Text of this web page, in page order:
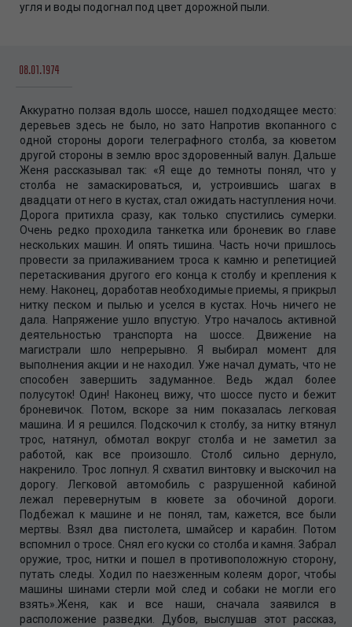
угля и воды подогнал под цвет дорожной пыли.
08.01.1974
Аккуратно ползая вдоль шоссе, нашел подходящее место:
деревьев здесь не было, но зато Напротив вкопанного с
одной стороны дороги телеграфного столба, за кюветом
другой стороны в землю врос здоровенный валун. Дальше
Женя рассказывал так: «Я еще до темноты понял, что у
столба не замаскироваться, и, устроившись шагах в
двадцати от него в кустах, стал ожидать наступления ночи.
Дорога притихла сразу, как только спустились сумерки.
Очень редко проходила танкетка или броневик во главе
нескольких машин. И опять тишина. Часть ночи пришлось
провести за прилаживанием троса к камню и репетицией
перетаскивания другого его конца к столбу и крепления к
нему. Наконец, доработав необходимые приемы, я прикрыл
нитку песком и пылью и уселся в кустах. Ночь ничего не
дала. Напряжение ушло впустую. Утро началось активной
деятельностью транспорта на шоссе. Движение на
магистрали шло непрерывно. Я выбирал момент для
выполнения акции и не находил. Уже начал думать, что не
способен завершить задуманное. Ведь ждал более
полусуток! Один! Наконец вижу, что шоссе пусто и бежит
броневичок. Потом, вскоре за ним показалась легковая
машина. И я решился. Подскочил к столбу, за нитку втянул
трос, натянул, обмотал вокруг столба и не заметил за
работой, как все произошло. Столб сильно дернуло,
накренило. Трос лопнул. Я схватил винтовку и выскочил на
дорогу. Легковой автомобиль с разрушенной кабиной
лежал перевернутым в кювете за обочиной дороги.
Подбежал к машине и не понял, там, кажется, все были
мертвы. Взял два пистолета, шмайсер и карабин. Потом
вспомнил о тросе. Снял его куски со столба и камня. Забрал
оружие, трос, нитки и пошел в противоположную сторону,
путать следы. Ходил по наезженным колеям дорог, чтобы
машины шинами стерли мой след и собаки не могли его
взять».Женя, как и все наши, сначала заявился в
расположение разведки. Дубов, выслушав этот рассказ,